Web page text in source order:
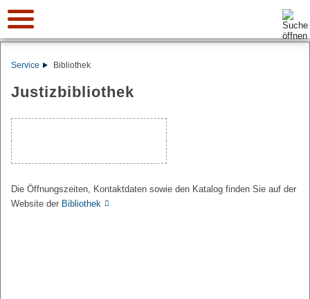
Suche:
Service Bibliothek
Justizbibliothek
Die Öffnungszeiten, Kontaktdaten sowie den Katalog finden Sie auf der
Website der Bibliothek